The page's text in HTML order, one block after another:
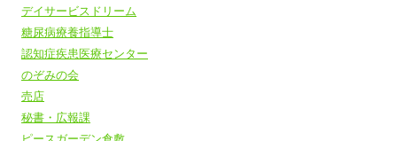
デイサービスドリーム
糖尿病療養指導士
認知症疾患医療センター
のぞみの会
売店
秘書・広報課